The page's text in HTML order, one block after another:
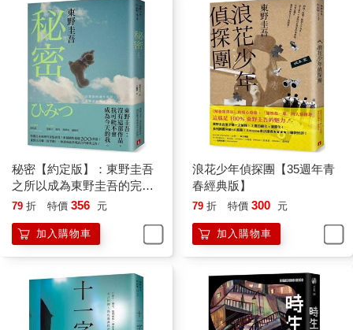
這已經是一年前的事了呢。他再補上這一句。
這讓我又再次發現自己對於川津工作方面的事一無所知這個事
實。搞不好從現在開始，我會漸漸知道有關他的一切也說不定，
只是這又有什麼用呢？
葬禮過了兩天之後的那個傍晚，我正在做著和以前一樣的工作，
感覺距離上次工作已經好久似的。這個時候，放在文字處理機旁
那具設計時尚的平面電話響了起來。拿起話筒後聽到的聲音，微
弱的像是透過真空管傳過來的。我甚至還以為是我的耳朵出了什
麼問題。
「不好意思，能不能請您大聲一點說話呢？」
我這麼說完後，耳邊突然聽到「啊」的一聲。
「這個大小的聲音還可以嗎？」
是個年輕女性的聲音。因為有點沙啞，所以反而更聽不清楚了。
「那個……我叫川津幸代，是雅之的妹妹。」
「哦。」
參加葬禮的畫面在我腦海中浮現。那個時候，我只跟她點了點頭
秘密【約定版】：東野圭吾
之所以成為東野圭吾的完美
傑作！
79 折 特價 356 元
加入購物車
浪花少年偵探團【35週年青
春經典版】
79 折 特價 300 元
加入購物車